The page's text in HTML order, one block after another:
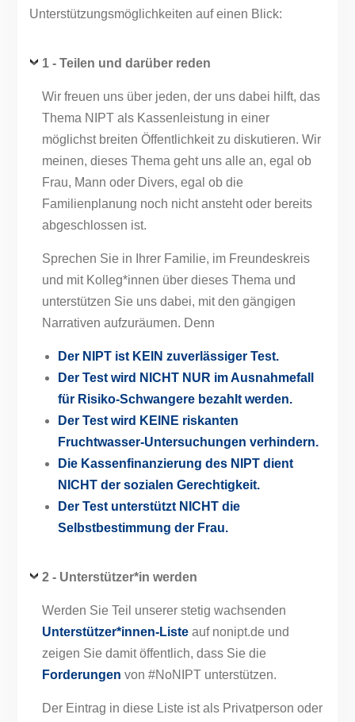
Unterstützungsmöglichkeiten auf einen Blick:
1 - Teilen und darüber reden
Wir freuen uns über jeden, der uns dabei hilft, das
Thema NIPT als Kassenleistung in einer
möglichst breiten Öffentlichkeit zu diskutieren. Wir
meinen, dieses Thema geht uns alle an, egal ob
Frau, Mann oder Divers, egal ob die
Familienplanung noch nicht ansteht oder bereits
abgeschlossen ist.
Sprechen Sie in Ihrer Familie, im Freundeskreis
und mit Kolleg*innen über dieses Thema und
unterstützen Sie uns dabei, mit den gängigen
Narrativen aufzuräumen. Denn
Der NIPT ist KEIN zuverlässiger Test.
Der Test wird NICHT NUR im Ausnahmefall
für Risiko-Schwangere bezahlt werden.
Der Test wird KEINE riskanten
Fruchtwasser-Untersuchungen verhindern.
Die Kassenfinanzierung des NIPT dient
NICHT der sozialen Gerechtigkeit.
Der Test unterstützt NICHT die
Selbstbestimmung der Frau.
2 - Unterstützer*in werden
Werden Sie Teil unserer stetig wachsenden
Unterstützer*innen-Listeauf nonipt.de und
zeigen Sie damit öffentlich, dass Sie die
Forderungen von #NoNIPT unterstützen.
Der Eintrag in diese Liste ist als Privatperson oder